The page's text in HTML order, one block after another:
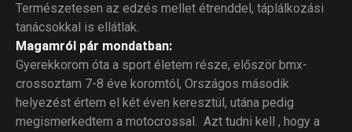
Természetesen az edzés mellet étrenddel, táplálkozási
tanácsokkal is ellátlak.
Magamról pár mondatban:
Gyerekkorom óta a sport életem része, először bmx-
crossoztam 7-8 éve koromtól, Országos második
helyezést értem el két éven keresztül, utána pedig
megismerkedtem a motocrossal. Azt tudni kell , hogy a